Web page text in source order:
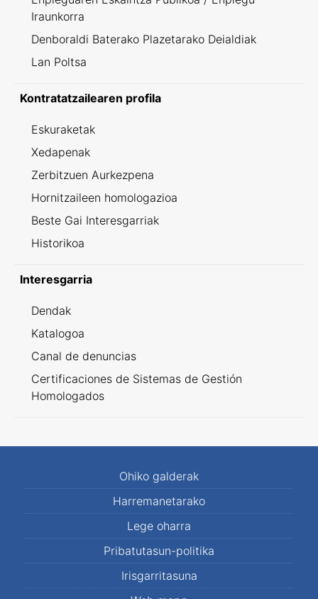
Iraunkorra
Denboraldi Baterako Plazetarako Deialdiak
Lan Poltsa
Kontratatzailearen profila
Eskuraketak
Xedapenak
Zerbitzuen Aurkezpena
Hornitzaileen homologazioa
Beste Gai Interesgarriak
Historikoa
Interesgarria
Dendak
Katalogoa
Canal de denuncias
Certificaciones de Sistemas de Gestión
Homologados
Ohiko galderak
Harremanetarako
Lege oharra
Pribatutasun-politika
Irisgarritasuna